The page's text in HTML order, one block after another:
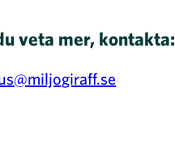
veta mer, kontakta: